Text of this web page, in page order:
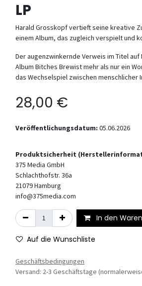
LP
Harald Grosskopf vertieft seine kreative
einem Album, das zugleich verspielt und
Der augenzwinkernde Verweis im Titel
Album Bitches Brewist mehr als nur ein
das Wechselspiel zwischen menschlicher
28,00 €
Veröffentlichungsdatum: 05.06.2026
Produktsicherheit
375 Media GmbH
Schlachthofstr. 36a
21079Hamburg
info@375media.com
In den
Auf die Wunschliste
Geschäftsbedingungen
Versand: 2-3 Geschäftstage